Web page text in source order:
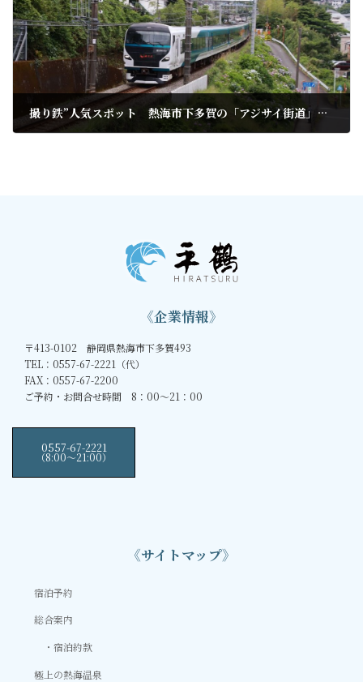
撮り鉄”人気スポット 熱海市下多賀の「アジサイ街道」が見頃に
《企業情報》
〒413-0102 静岡県熱海市下多賀493
TEL：0557-67-2221（代）
FAX：0557-67-2200
ご予約・お問合せ時間 8：00～21：00
0557-67-2221
（8:00〜21:00）
《サイトマップ》
宿泊予約
総合案内
宿泊約款
極上の熱海温泉